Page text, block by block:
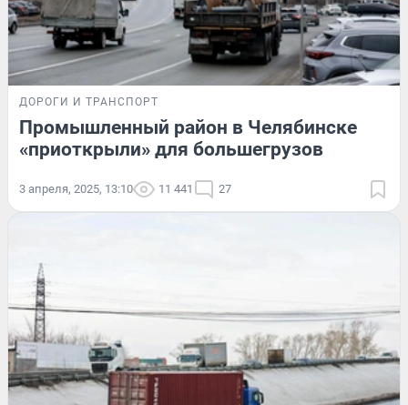
ДОРОГИ И ТРАНСПОРТ
Промышленный район в Челябинске
«приоткрыли» для большегрузов
3 апреля, 2025, 13:10 11 441 27